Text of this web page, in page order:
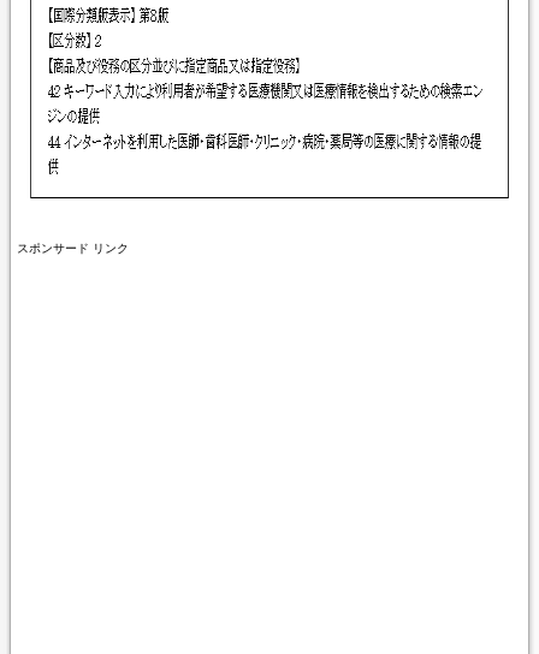
スポンサード リンク